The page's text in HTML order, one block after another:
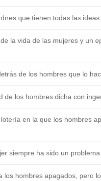
que tienen todas las ideas
la vida de las mujeres y un
de los hombres que lo
de los hombres dicha con
en la que los hombres
siempre ha sido un problema
los hombres apagados, pero